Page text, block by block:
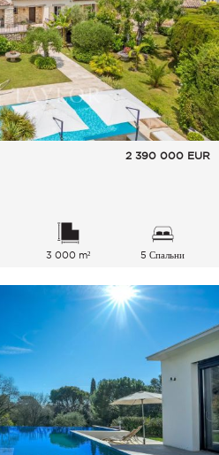
2 390 000 EUR
3 000 m² 5 Спальни